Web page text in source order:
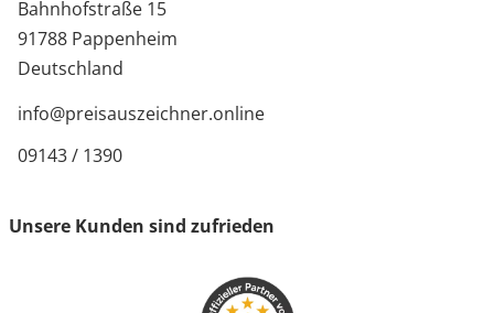
Bahnhofstraße 15
91788 Pappenheim
Deutschland
info@preisauszeichner.online
09143 / 1390
Unsere Kunden sind zufrieden